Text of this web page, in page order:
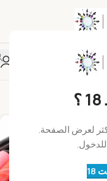
أو أكثر لعرض الصفحة.
18